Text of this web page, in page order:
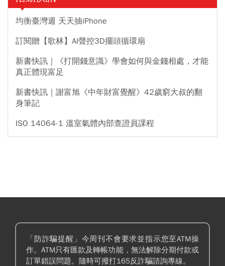
均衡臺灣週 天天抽iPhone
訂閱贈【歌林】AI聲控3D擺頭循環扇
新書快訊｜《打開錢意識》學會如何與金錢相處，才能
真正體現富足
新書快訊｜謝富旭《中年財富覺醒》42歲窮大叔的翻
身筆記
ISO 14064-1 溫室氣體內部查證員課程
「防詐騙提醒」今周刊不會要求並指示您至ATM操
作。ATM只有匯款及轉帳功能，無法解除分期付款或
訂單錯誤問題。隨時可撥打165反詐騙諮詢專線。